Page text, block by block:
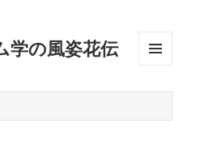
学の風姿花伝